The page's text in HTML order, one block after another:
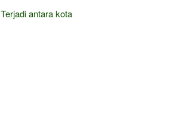
Terjadi antara kota